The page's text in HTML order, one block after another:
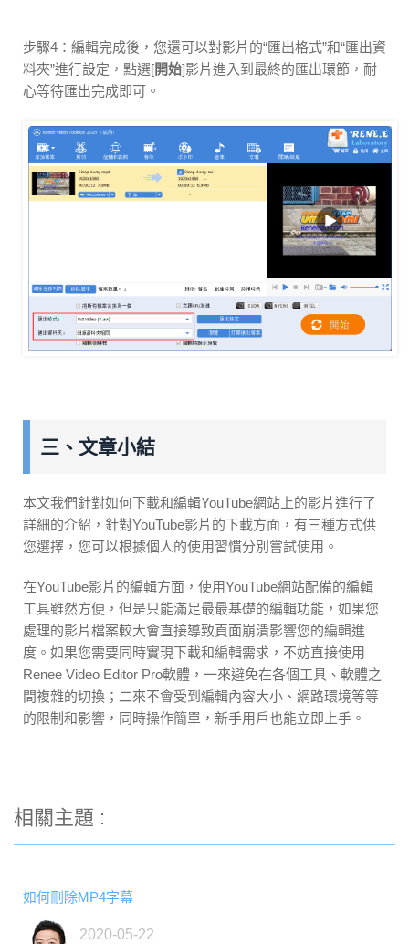
步驟4：編輯完成後，您還可以對影片的“匯出格式”和“匯出資
料夾”進行設定，點選[開始]影片進入到最終的匯出環節，耐
心等待匯出完成即可。
三、文章小結
本文我們針對如何下載和編輯YouTube網站上的影片進行了
詳細的介紹，針對YouTube影片的下載方面，有三種方式供
您選擇，您可以根據個人的使用習慣分別嘗試使用。
在YouTube影片的編輯方面，使用YouTube網站配備的編輯
工具雖然方便，但是只能滿足最最基礎的編輯功能，如果您
處理的影片檔案較大會直接導致頁面崩潰影響您的編輯進
度。如果您需要同時實現下載和編輯需求，不妨直接使用
Renee Video Editor Pro軟體，一來避免在各個工具、軟體之
間複雜的切換；二來不會受到編輯內容大小、網路環境等等
的限制和影響，同時操作簡單，新手用戶也能立即上手。
相關主題 :
如何刪除MP4字幕
2020-05-22